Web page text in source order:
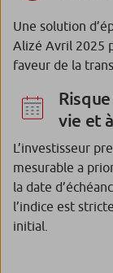
Une solution
Alizé Avril 2025
faveur de la
vie et
L’investisseur
mesurable a
la date
l’indice est
initial.